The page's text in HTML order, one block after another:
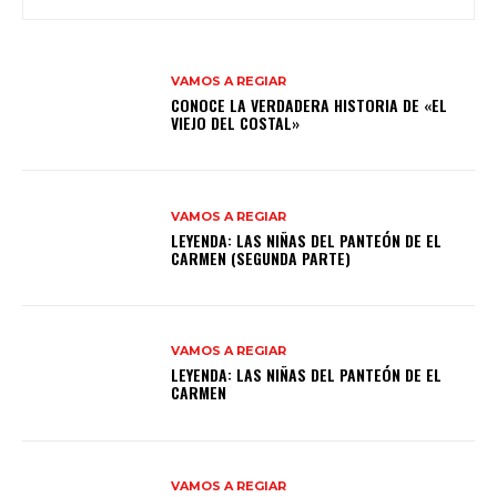
VAMOS A REGIAR
CONOCE LA VERDADERA HISTORIA DE «EL
VIEJO DEL COSTAL»
VAMOS A REGIAR
LEYENDA: LAS NIÑAS DEL PANTEÓN DE EL
CARMEN (SEGUNDA PARTE)
VAMOS A REGIAR
LEYENDA: LAS NIÑAS DEL PANTEÓN DE EL
CARMEN
VAMOS A REGIAR